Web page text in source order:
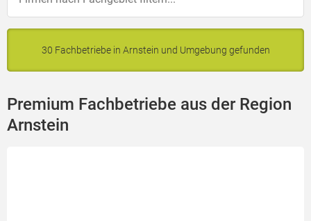
30 Fachbetriebe in Arnstein und Umgebung gefunden
Premium Fachbetriebe aus der Region
Arnstein